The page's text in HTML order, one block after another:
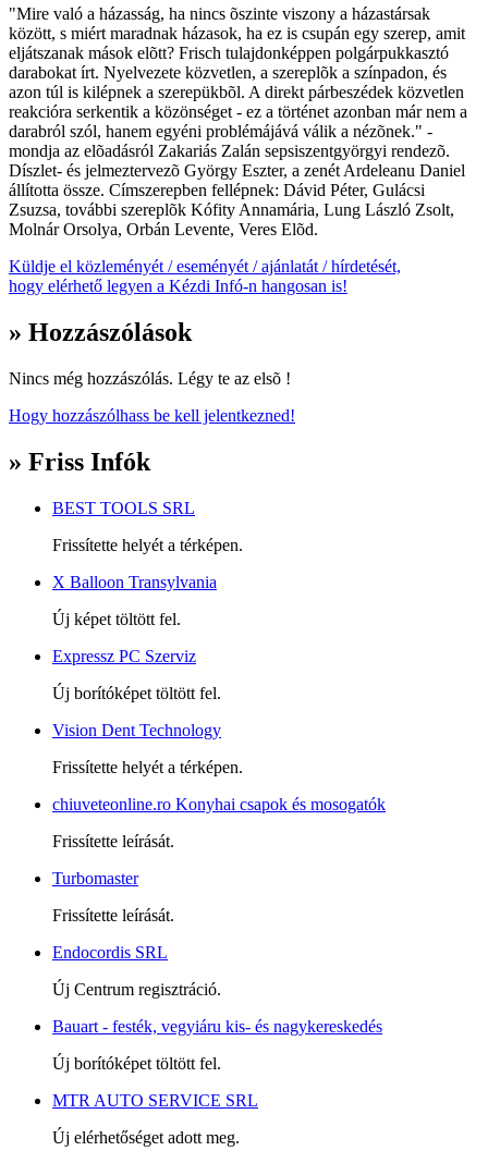
"Mire való a házasság, ha nincs õszinte viszony a házastársak
között, s miért maradnak házasok, ha ez is csupán egy szerep, amit
eljátszanak mások elõtt? Frisch tulajdonképpen polgárpukkasztó
darabokat írt. Nyelvezete közvetlen, a szereplõk a színpadon, és
azon túl is kilépnek a szerepükbõl. A direkt párbeszédek közvetlen
reakcióra serkentik a közönséget - ez a történet azonban már nem a
darabról szól, hanem egyéni problémájává válik a nézõnek." -
mondja az elõadásról Zakariás Zalán sepsiszentgyörgyi rendezõ.
Díszlet- és jelmeztervezõ György Eszter, a zenét Ardeleanu Daniel
állította össze. Címszerepben fellépnek: Dávid Péter, Gulácsi
Zsuzsa, további szereplõk Kófity Annamária, Lung László Zsolt,
Molnár Orsolya, Orbán Levente, Veres Elõd.
Küldje el közleményét / eseményét / ajánlatát / hírdetését,
hogy elérhető legyen a Kézdi Infó-n hangosan is!
» Hozzászólások
Nincs még hozzászólás. Légy te az elsõ !
Hogy hozzászólhass be kell jelentkezned!
» Friss Infók
BEST TOOLS SRL
Frissítette helyét a térképen.
X Balloon Transylvania
Új képet töltött fel.
Expressz PC Szerviz
Új borítóképet töltött fel.
Vision Dent Technology
Frissítette helyét a térképen.
chiuveteonline.ro Konyhai csapok és mosogatók
Frissítette leírását.
Turbomaster
Frissítette leírását.
Endocordis SRL
Új Centrum regisztráció.
Bauart - festék, vegyiáru kis- és nagykereskedés
Új borítóképet töltött fel.
MTR AUTO SERVICE SRL
Új elérhetőséget adott meg.